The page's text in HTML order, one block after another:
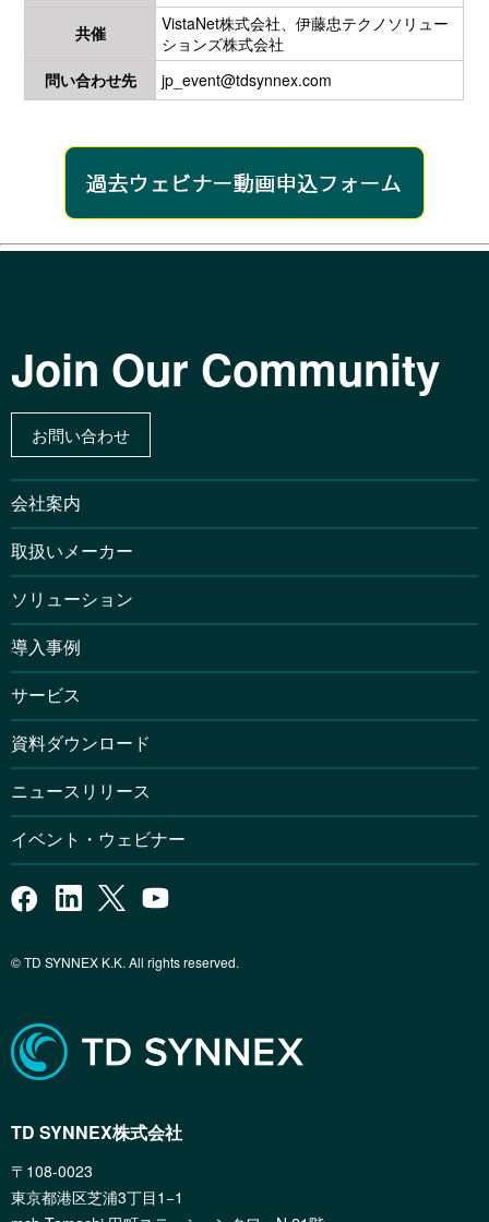
共催
VistaNet株式会社、伊藤忠テクノソリュー
ションズ株式会社
問い合わせ先
jp_event@tdsynnex.com
Join Our Community
お問い合わせ
会社案内
取扱いメーカー
ソリューション
導入事例
サービス
資料ダウンロード
ニュースリリース
イベント・ウェビナー
© TD SYNNEX K.K. All rights reserved.
TD SYNNEX株式会社
〒108-0023
東京都港区芝浦3丁目1−1